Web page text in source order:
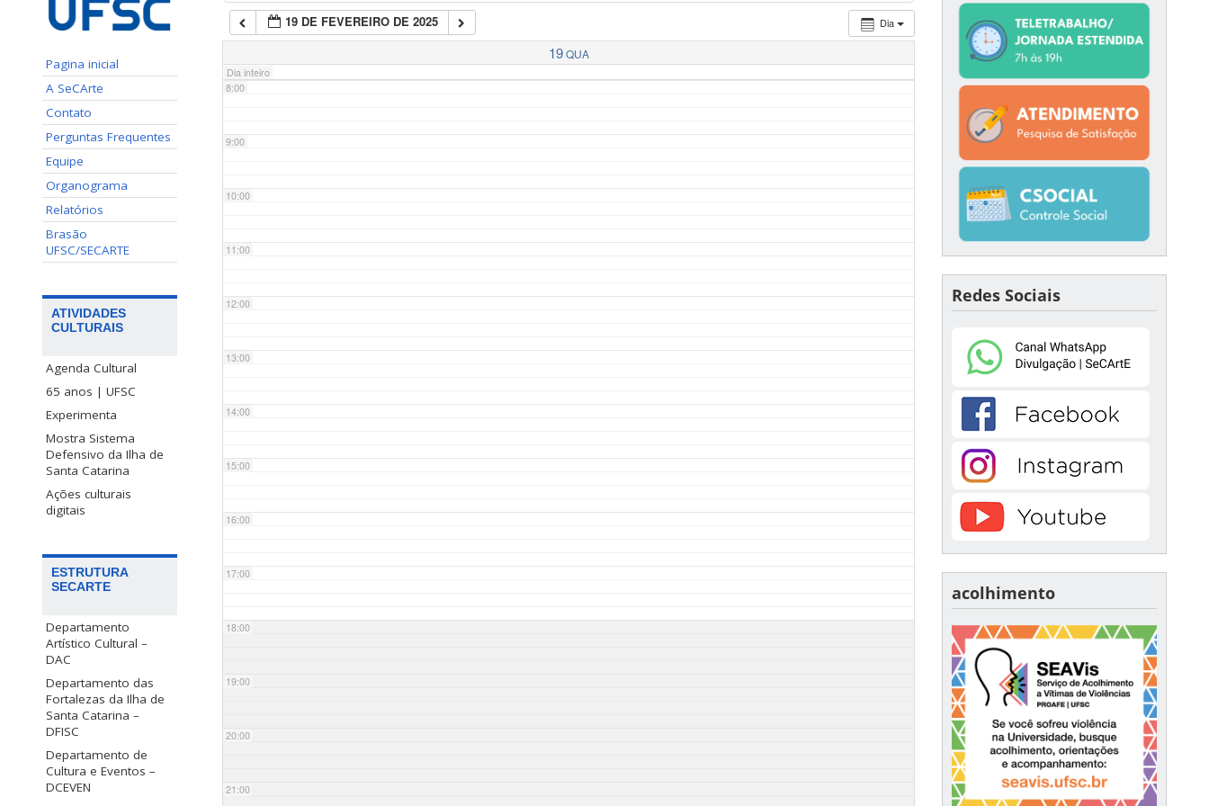
Pagina inicial
A SeCArte
Contato
Perguntas Frequentes
Equipe
Organograma
Relatórios
Brasão
UFSC/SECARTE
ATIVIDADES
CULTURAIS
Agenda Cultural
65 anos | UFSC
Experimenta
Mostra Sistema
Defensivo da Ilha de
Santa Catarina
Ações culturais
digitais
ESTRUTURA
SECARTE
Departamento
Artístico Cultural –
DAC
Departamento das
Fortalezas da Ilha de
Santa Catarina –
DFISC
Departamento de
Cultura e Eventos –
DCEVEN
Dia
19 DE FEVEREIRO DE 2025
19 QUA
Dia inteiro
7:00
8:00
9:00
10:00
11:00
12:00
13:00
14:00
15:00
16:00
17:00
18:00
19:00
20:00
21:00
Redes Sociais
acolhimento